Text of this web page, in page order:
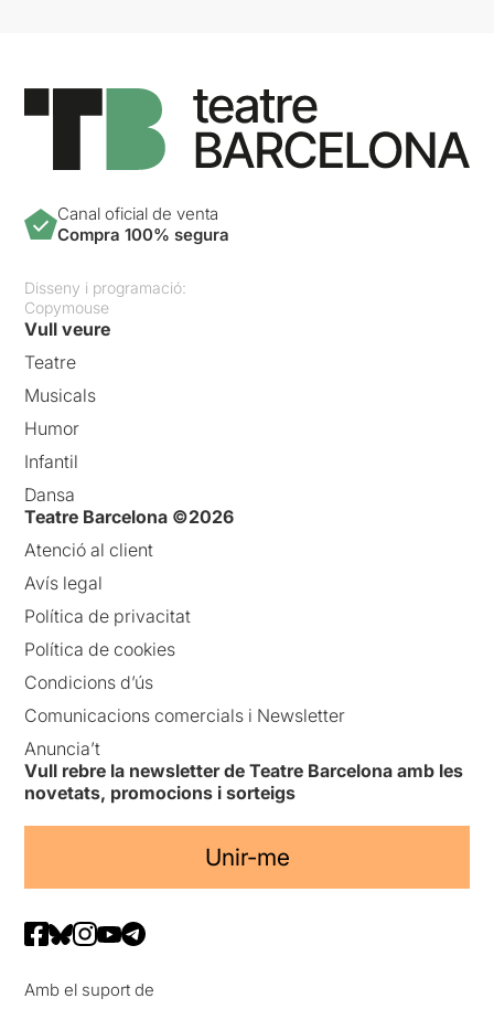
qui ens convertim. La "nena"
reflecteix el seu entorn, però
també el resisteix, justament
per poder establir la seva
qüestiona els aspectes
perversos de la formació de
Canal oficial de venta
Compra 100% segura
Disseny i programació:
Copymouse
Vull veure
Teatre
Musicals
Humor
Infantil
Dansa
Teatre Barcelona ©2026
Atenció al client
Avís legal
Política de privacitat
Política de cookies
Condicions d’ús
Comunicacions comercials i Newsletter
Anuncia’t
Vull rebre la newsletter de Teatre Barcelona amb les
novetats, promocions i sorteigs
Unir-me
Amb el suport de